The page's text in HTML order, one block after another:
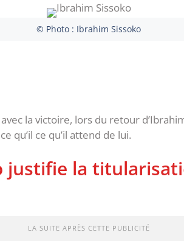
© Photo : Ibrahim Sissoko
la victoire, lors du retour
qu’il ce qu’il attend de lui.
justifie la
LA SUITE APRÈS CETTE PUBLICITÉ